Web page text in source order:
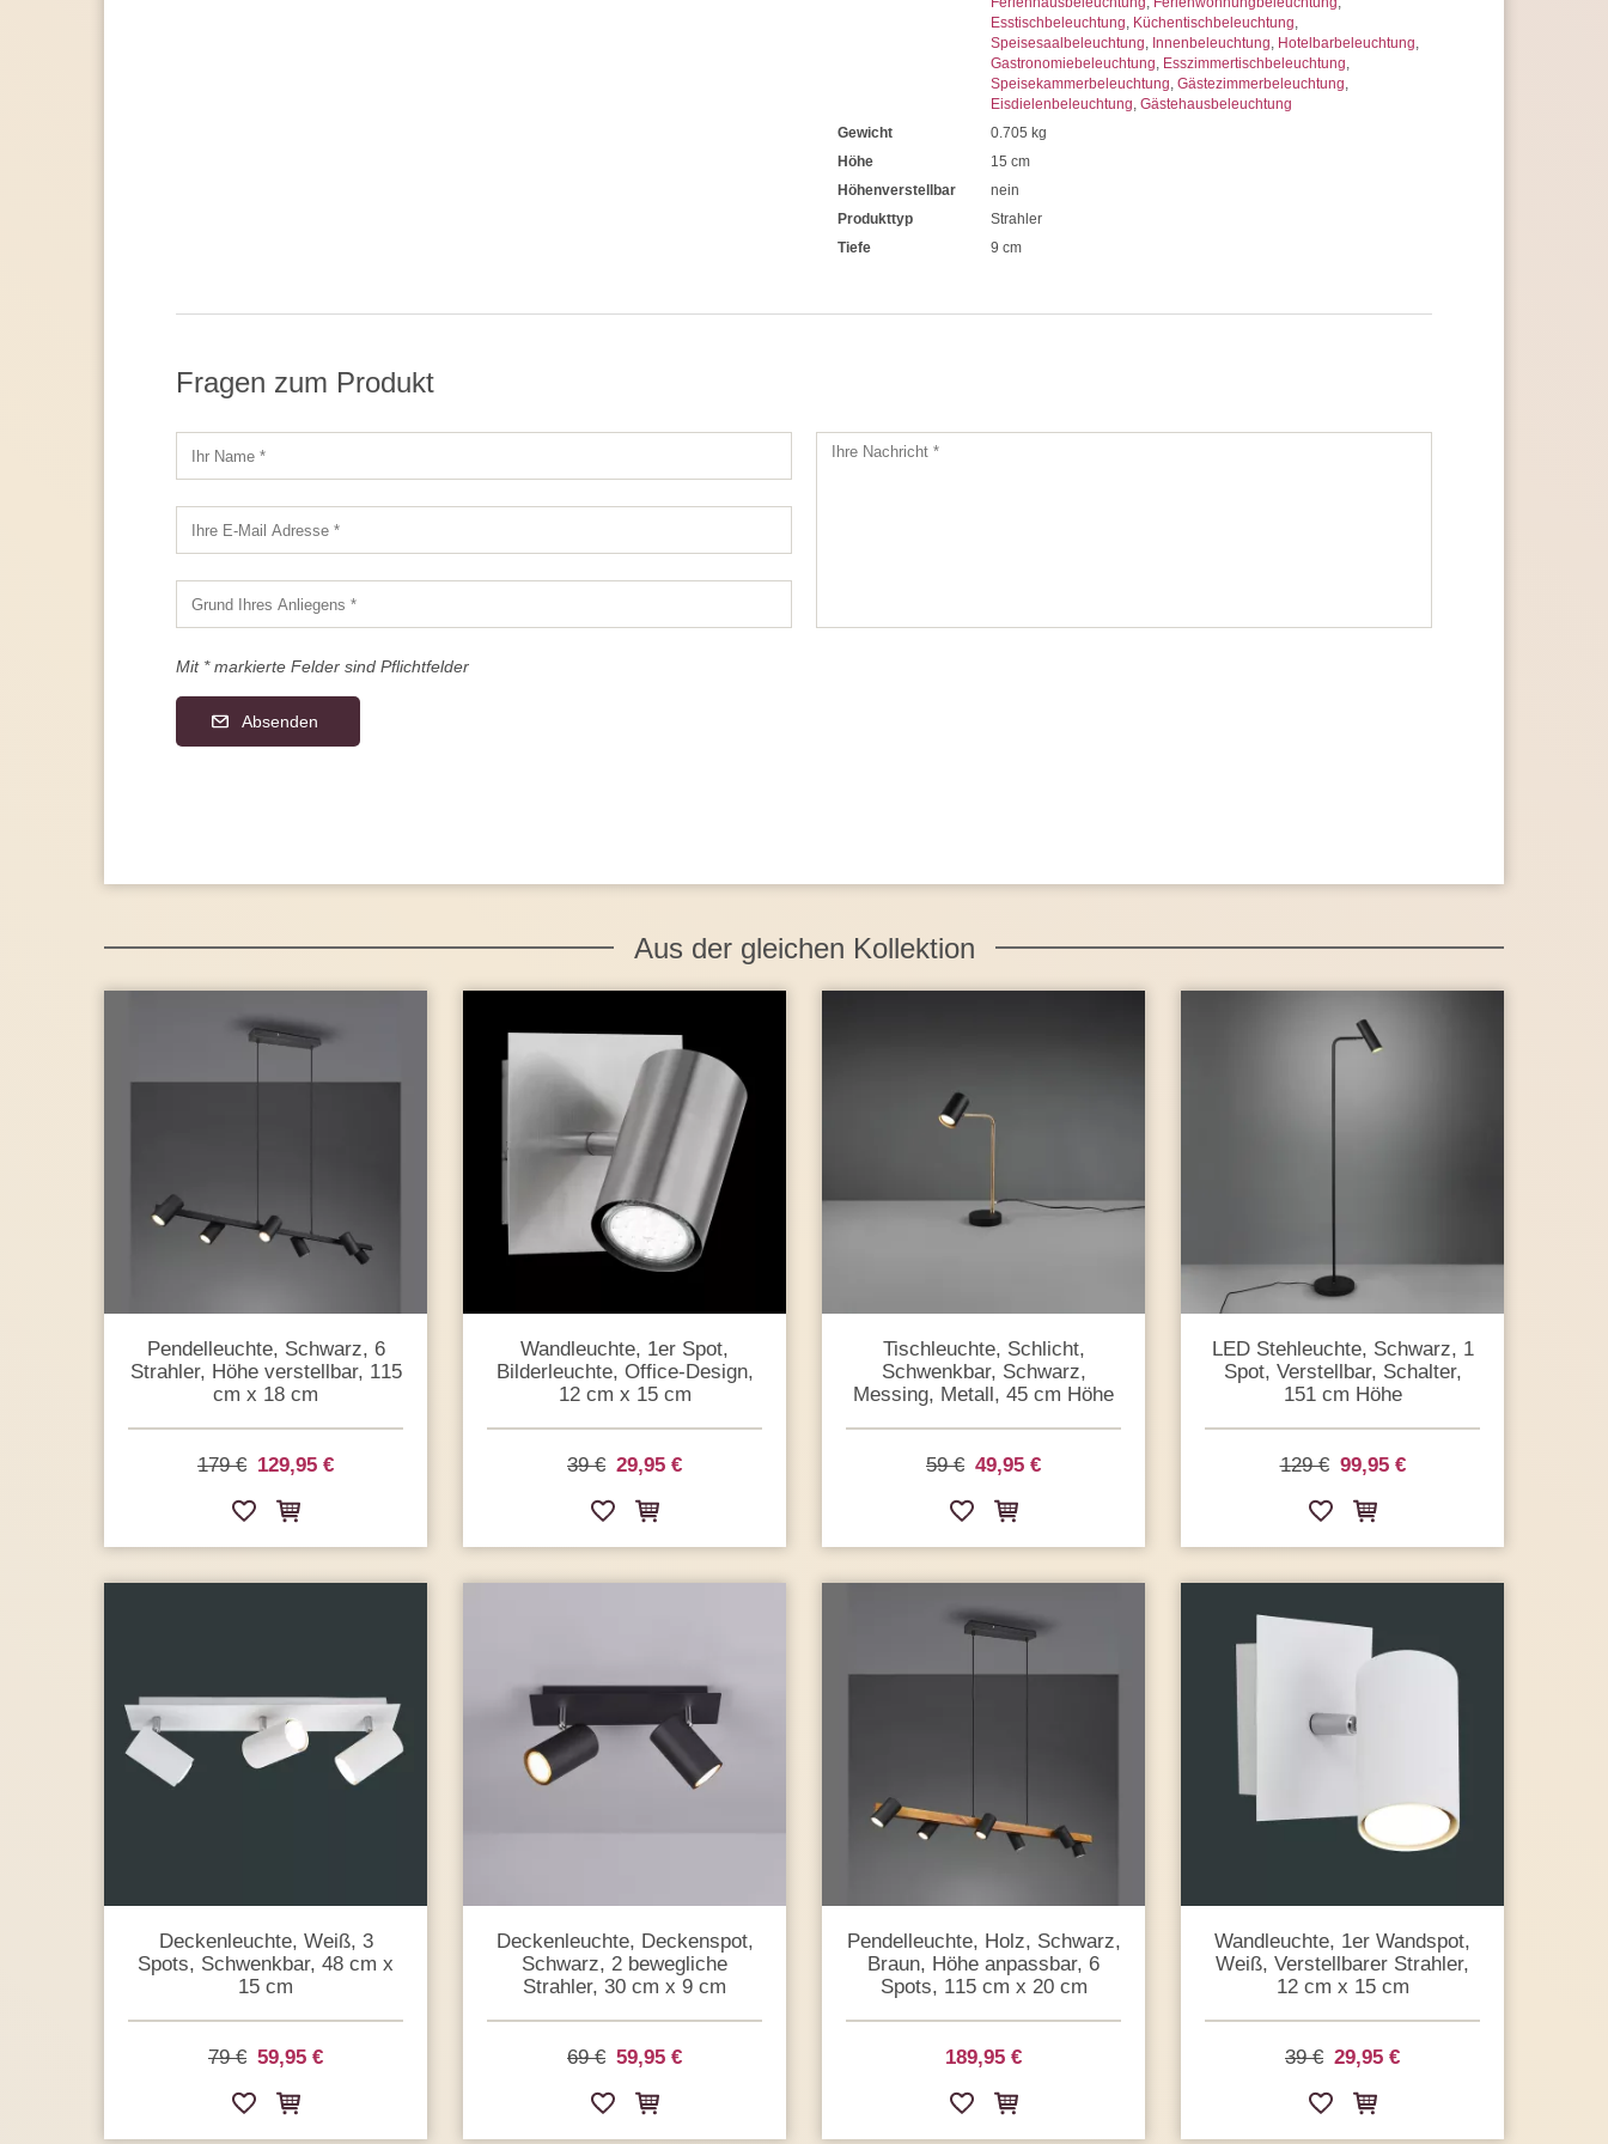
Esstischbeleuchtung, Küchentischbeleuchtung,
Speisesaalbeleuchtung, Innenbeleuchtung, Hotelbarbeleuchtung,
Gastronomiebeleuchtung, Esszimmertischbeleuchtung,
Speisekammerbeleuchtung, Gästezimmerbeleuchtung,
Eisdielenbeleuchtung, Gästehausbeleuchtung
Gewicht
0.705 kg
Höhe
15 cm
Höhenverstellbar
nein
Produkttyp
Strahler
Tiefe
9 cm
Fragen zum Produkt
Mit * markierte Felder sind Pflichtfelder
Absenden
Aus der gleichen Kollektion
Pendelleuchte, Schwarz, 6
Strahler, Höhe verstellbar, 115
cm x 18 cm
179 € 129,95 €
Wandleuchte, 1er Spot,
Bilderleuchte, Office-Design,
12 cm x 15 cm
39 € 29,95 €
Tischleuchte, Schlicht,
Schwenkbar, Schwarz,
Messing, Metall, 45 cm Höhe
59 € 49,95 €
LED Stehleuchte, Schwarz, 1
Spot, Verstellbar, Schalter,
151 cm Höhe
129 € 99,95 €
Deckenleuchte, Weiß, 3
Spots, Schwenkbar, 48 cm x
15 cm
79 € 59,95 €
Deckenleuchte, Deckenspot,
Schwarz, 2 bewegliche
Strahler, 30 cm x 9 cm
69 € 59,95 €
Pendelleuchte, Holz, Schwarz,
Braun, Höhe anpassbar, 6
Spots, 115 cm x 20 cm
189,95 €
Wandleuchte, 1er Wandspot,
Weiß, Verstellbarer Strahler,
12 cm x 15 cm
39 € 29,95 €